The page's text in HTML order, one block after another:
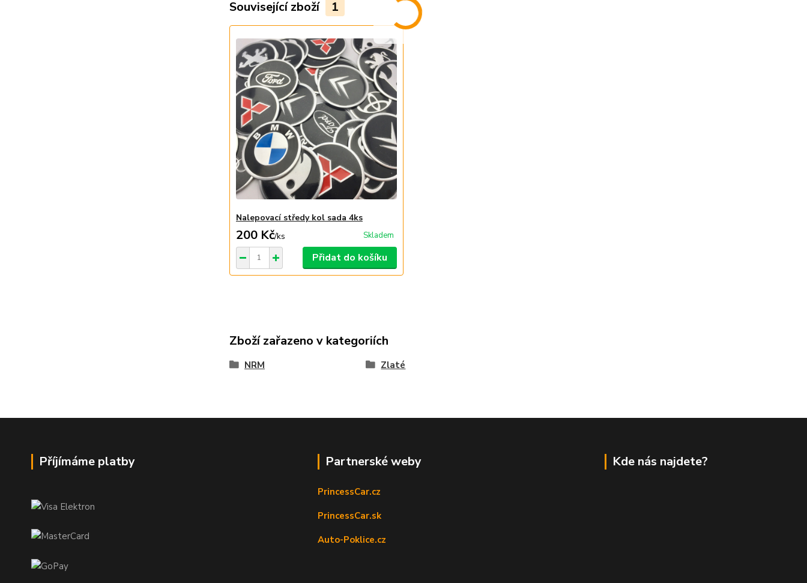
Související zboží 1
Nalepovací středy kol sada 4ks
200 Kč/ks Skladem
Přidat do košíku
Zboží zařazeno v kategoriích
NRM Zlaté
Příjímáme platby Partnerské weby
PrincessCar.cz
PrincessCar.sk
Auto-Poklice.cz
Kde nás najdete?